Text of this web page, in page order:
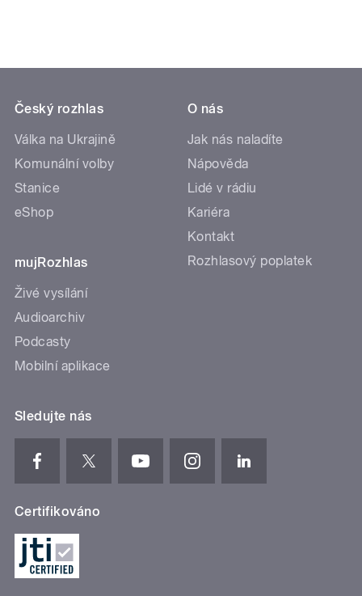
Český rozhlas
Válka na Ukrajině
Komunální volby
Stanice
eShop
mujRozhlas
Živé vysílání
Audioarchiv
Podcasty
Mobilní aplikace
O nás
Jak nás naladíte
Nápověda
Lidé v rádiu
Kariéra
Kontakt
Rozhlasový poplatek
Sledujte nás
Certifikováno